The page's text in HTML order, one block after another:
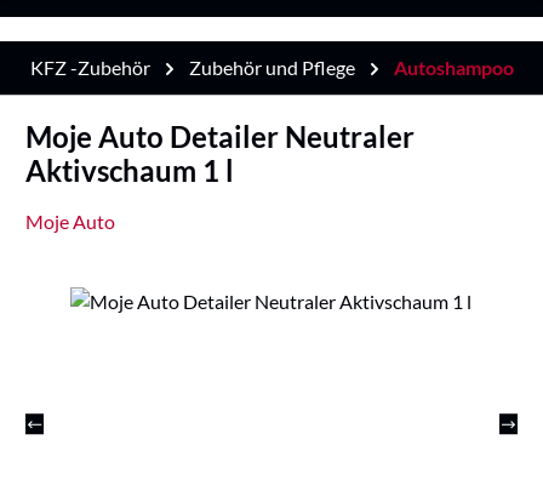
KFZ -Zubehör Zubehör und Pflege Autoshampoo
Moje Auto Detailer Neutraler
Aktivschaum 1 l
Moje Auto
Bildergalerie überspringen